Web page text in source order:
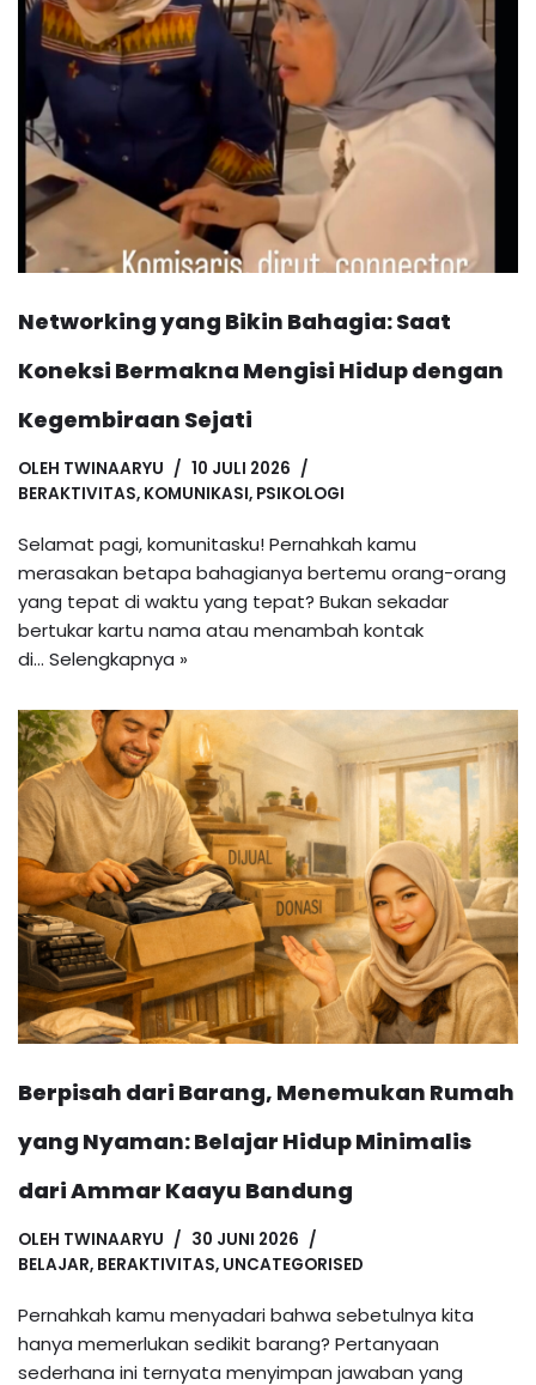
Networking yang Bikin Bahagia: Saat
Koneksi Bermakna Mengisi Hidup dengan
Kegembiraan Sejati
OLEH TWINAARYU
10 JULI 2026
BERAKTIVITAS, KOMUNIKASI, PSIKOLOGI
Selamat pagi, komunitasku! Pernahkah kamu
merasakan betapa bahagianya bertemu orang-orang
yang tepat di waktu yang tepat? Bukan sekadar
bertukar kartu nama atau menambah kontak
di… Selengkapnya »
Berpisah dari Barang, Menemukan Rumah
yang Nyaman: Belajar Hidup Minimalis
dari Ammar Kaayu Bandung
OLEH TWINAARYU
30 JUNI 2026
BELAJAR, BERAKTIVITAS, UNCATEGORISED
Pernahkah kamu menyadari bahwa sebetulnya kita
hanya memerlukan sedikit barang? Pertanyaan
sederhana ini ternyata menyimpan jawaban yang